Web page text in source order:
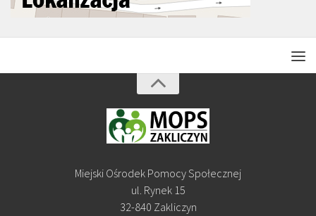
Miejski Ośrodek Pomocy Społecznej
ul. Rynek 15
32-840 Zakliczyn